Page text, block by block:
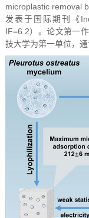
microplastic removal
发表于国际期刊《
IF=6.2）。论文第一
技大学为第一单位，通